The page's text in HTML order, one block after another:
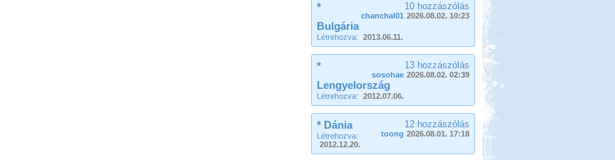
10 hozzászólás
chanchal01 2026.08.02. 10:23
*
Bulgária
Létrehozva: 2013.06.11.
13 hozzászólás
sosohae 2026.08.02. 02:39
*
Lengyelország
Létrehozva: 2012.07.06.
12 hozzászólás
toong 2026.08.01. 17:18
* Dánia
Létrehozva:
2012.12.20.